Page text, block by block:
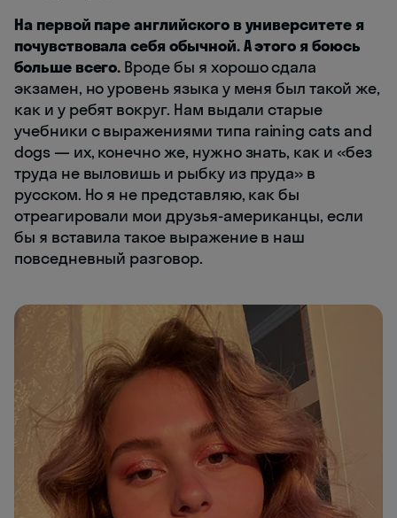
На первой паре английского в университете я
почувствовала себя обычной. А этого я боюсь
больше всего. Вроде бы я хорошо сдала
экзамен, но уровень языка у меня был такой же,
как и у ребят вокруг. Нам выдали старые
учебники с выражениями типа raining cats and
dogs — их, конечно же, нужно знать, как и «без
труда не выловишь и рыбку из пруда» в
русском. Но я не представляю, как бы
отреагировали мои друзья-американцы, если
бы я вставила такое выражение в наш
повседневный разговор.